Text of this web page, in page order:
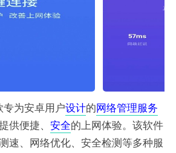
专为安卓用户设计的网络管理服务
供便捷、 安全的上网体验。该软件
速、网络优化、安全检测等多种服